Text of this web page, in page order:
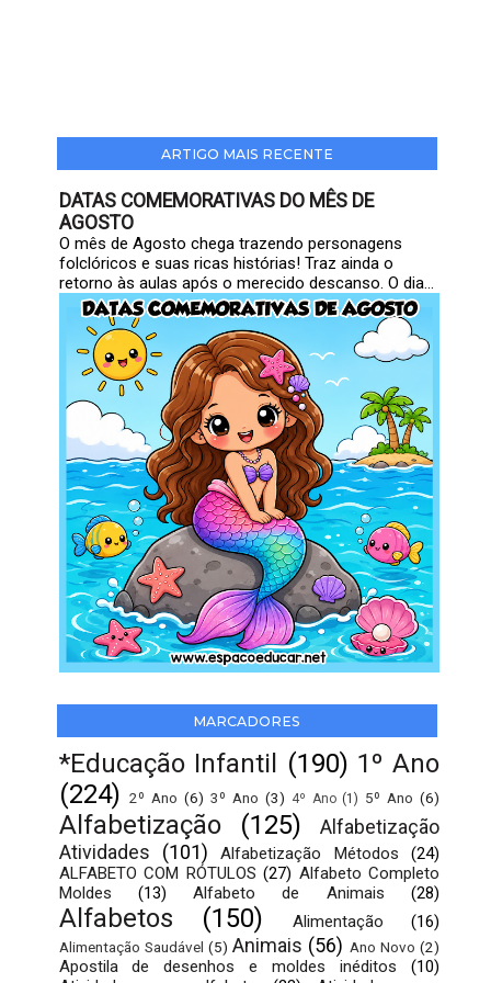
ARTIGO MAIS RECENTE
DATAS COMEMORATIVAS DO MÊS DE
AGOSTO
O mês de Agosto chega trazendo personagens
folclóricos e suas ricas histórias! Traz ainda o
retorno às aulas após o merecido descanso. O dia...
MARCADORES
*Educação Infantil (190) 1º Ano
(224) 2º Ano (6) 3º Ano (3) 4º Ano (1) 5º Ano (6)
Alfabetização (125)
Alfabetização
Atividades
(101) Alfabetização Métodos
(24)
ALFABETO COM RÓTULOS (27) Alfabeto Completo
Moldes
(13) Alfabeto de Animais (28)
Alfabetos (150) Alimentação (16)
Alimentação Saudável (5) Animais (56) Ano Novo (2)
Apostila de desenhos e moldes inéditos
(10)